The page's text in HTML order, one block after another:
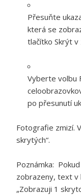
Přesuňte
která se
tlačítko Skrýt v
Vyberte volbu
po přesunutí
Fotografie zmizí.
skrytých“.
Poznámka:
zobrazeny, text v
„Zobrazuji 1